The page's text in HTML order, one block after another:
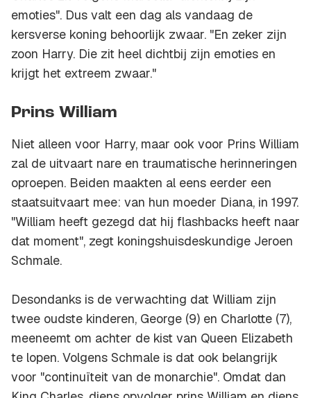
emoties". Dus valt een dag als vandaag de
kersverse koning behoorlijk zwaar. "En zeker zijn
zoon Harry. Die zit heel dichtbij zijn emoties en
krijgt het extreem zwaar."
Prins William
Niet alleen voor Harry, maar ook voor Prins William
zal de uitvaart nare en traumatische herinneringen
oproepen. Beiden maakten al eens eerder een
staatsuitvaart mee: van hun moeder Diana, in 1997.
"William heeft gezegd dat hij flashbacks heeft naar
dat moment", zegt koningshuisdeskundige Jeroen
Schmale.
Desondanks is de verwachting dat William zijn
twee oudste kinderen, George (9) en Charlotte (7),
meeneemt om achter de kist van Queen Elizabeth
te lopen. Volgens Schmale is dat ook belangrijk
voor "continuïteit van de monarchie". Omdat dan